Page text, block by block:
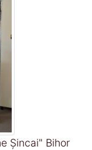
Șincai" Bihor